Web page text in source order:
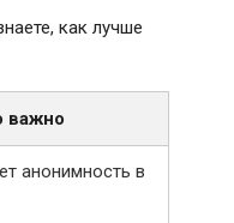
как лучше
важно
анонимность в